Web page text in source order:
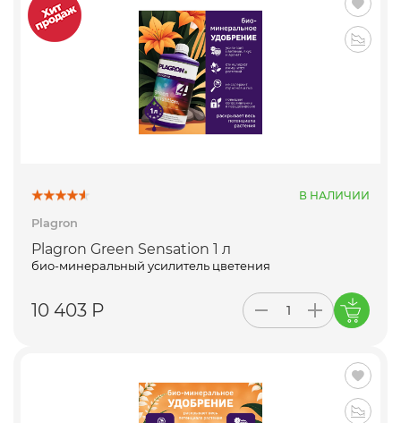
В НАЛИЧИИ
Plagron
Plagron Green Sensation 1 л
био-минеральный усилитель цветения
10 403 Р